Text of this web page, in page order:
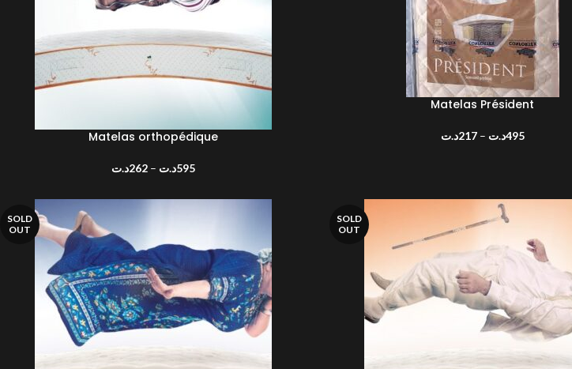
CHOIX DES OPTIONSMatelas orthopédique
262د.ت – 595د.ت
CHOIX DES OPTIONSMatelas Président
217د.ت – 495د.ت
SOLD
OUT
SOLD
OUT